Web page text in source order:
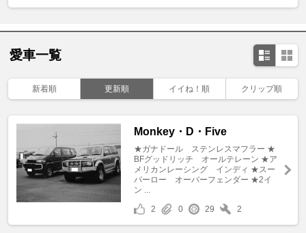
愛車一覧
新着順 更新順 イイね！順 クリップ順
Monkey・D・Five
★ガナドール ステンレスマフラー ★
BFグッドリッチ オールテレーン ★ア
メリカンレーシング インディ ★スー
パーロー オーバーフェンダー ★2イ
ン ...
2
0 29 2